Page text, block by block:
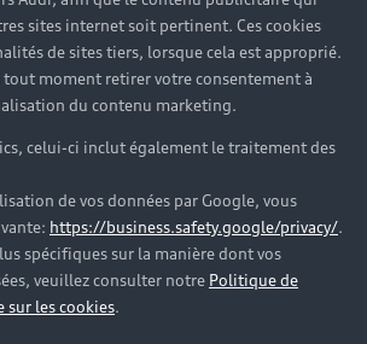
la réponse à
de chez vous afin qu’il vous
sites internet soit pertinent. Ces cookies
de sites tiers, lorsque cela est approprié.
tout moment retirer votre consentement à
du contenu marketing.
celui-ci inclut également le traitement des
de vos données par Google, vous
https://business.safety.google/privacy/.
spécifiques sur la manière dont vos
veuillez consulter notre Politique de
sur les cookies.